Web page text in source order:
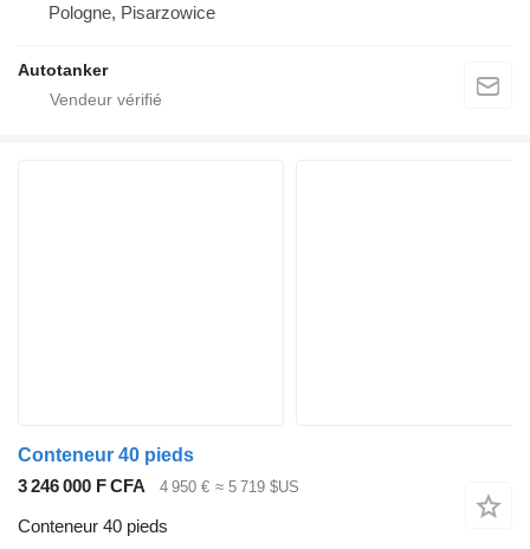
Pologne, Pisarzowice
Autotanker
Conteneur 40 pieds
3 246 000 F CFA
4 950 € ≈ 5 719 $US
Conteneur 40 pieds